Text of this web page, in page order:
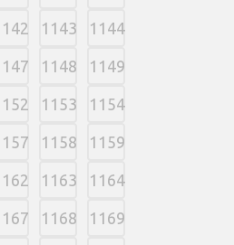
1143 1144
1148 1149
1153 1154
1158 1159
1163 1164
1168 1169